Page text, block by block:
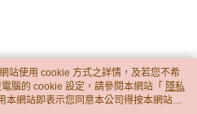
站使用 cookie 方式之詳情，及若您不希
腦的 cookie 設定，請參閱本網站「 隱私
本網站即表示您同意本公司得按本網站使